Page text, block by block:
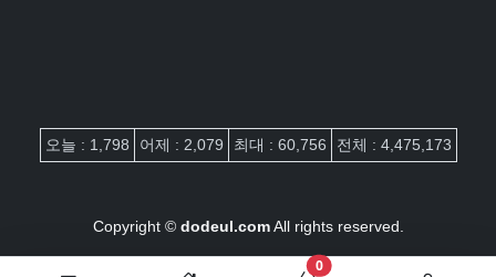
접속자집계
오늘 : 1,798 어제 : 2,079 최대 : 60,756 전체 : 4,475,173
Copyright © dodeul.comAll rights reserved.
0장바구니 담은 개수